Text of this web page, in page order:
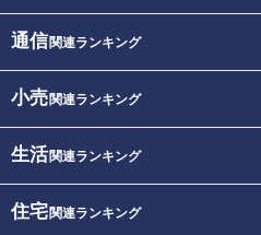
通信関連ランキング
小売関連ランキング
生活関連ランキング
住宅関連ランキング